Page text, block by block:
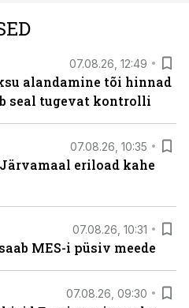
07.08.26, 12:49
alandamine tõi hinnad
seal tugevat kontrolli
07.08.26, 10:35
eriload kahe
07.08.26, 10:31
MES-i püsiv meede
07.08.26, 09:30